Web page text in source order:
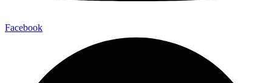
Facebook